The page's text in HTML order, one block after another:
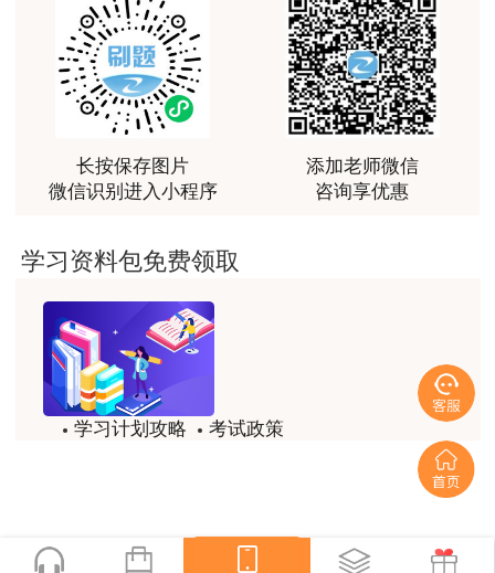
用户m2****66
越听越觉得好
用户m2****66
越听越觉得好
用户m2****66
非常非常非常非常棒！！!！
非常非常非常非常棒！！!！
用户xi****mo
土建计量这门课我听了门金瑞和孙琦两位老师的课
程，感觉各有千秋，正好取长补短助我通过了该门考
时间是我们通过的保证，没有什么比坚持更有价值，
听王英老师的土建案例课程就是通过一造考试的最强
长按保存图片
微信识别进入小程序
添加老师微信
咨询享优惠
学习资料包免费领取
学习计划攻略
考试政策